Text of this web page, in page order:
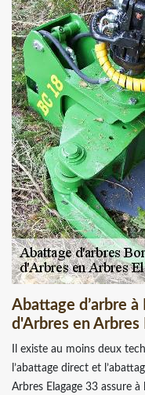
Abattage d’arbre à
d'Arbres en Arbres
Il existe au moins deux
l’abattage direct et
Arbres Elagage 33 assure